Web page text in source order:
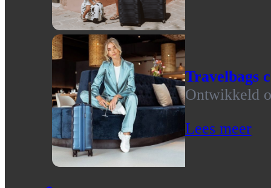
Travelbags
Ontwikkeld
Lees meer